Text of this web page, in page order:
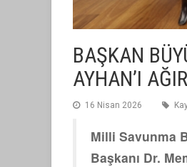
BAŞKAN
AYHAN’I
16 Nisan 2026
Milli Savunma
Başkanı Dr.